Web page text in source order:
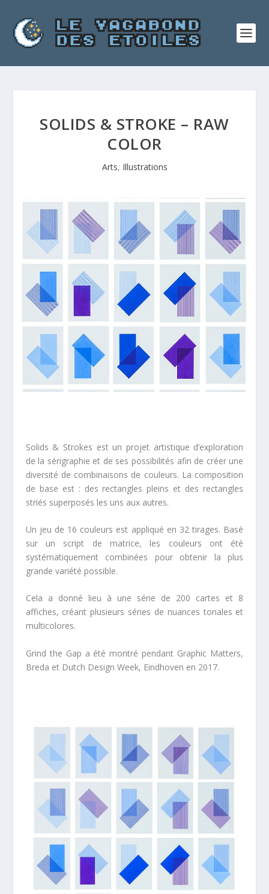
SOLIDS & STROKE – RAW
COLOR
Arts, Illustrations
Solids & Strokes est un projet artistique d’exploration
de la sérigraphie et de ses possibilités afin de créer une
diversité de combinaisons de couleurs. La composition
de base est : des rectangles pleins et des rectangles
striés superposés les uns aux autres.
Un jeu de 16 couleurs est appliqué en 32 tirages. Basé
sur un script de matrice, les couleurs ont été
systématiquement combinées pour obtenir la plus
grande variété possible.
Cela a donné lieu à une série de 200 cartes et 8
affiches, créant plusieurs séries de nuances tonales et
multicolores.
Grind the Gap a été montré pendant Graphic Matters,
Breda et Dutch Design Week, Eindhoven en 2017.